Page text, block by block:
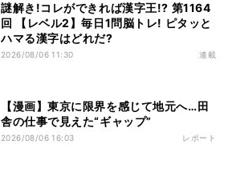
謎解き!コレができれば漢字王!? 第1164
回 【レベル2】毎日1問脳トレ! ピタッと
ハマる漢字はどれだ?
2026/08/06 11:30 連載
【漫画】東京に限界を感じて地元へ…田
舎の仕事で見えた“ギャップ”
2026/08/06 16:03 レポート